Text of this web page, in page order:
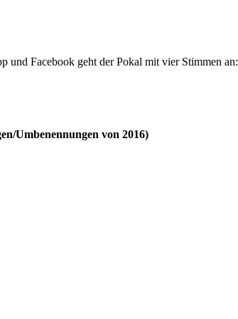
und Facebook geht der Pokal mit vier Stimmen an:
Umbenennungen von 2016)